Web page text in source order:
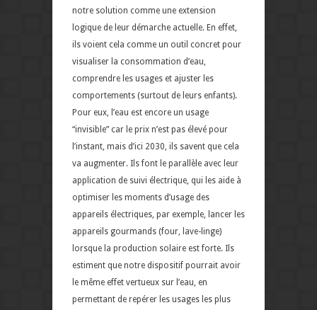
notre solution comme une extension
logique de leur démarche actuelle. En effet,
ils voient cela comme un outil concret pour
visualiser la consommation d’eau,
comprendre les usages et ajuster les
comportements (surtout de leurs enfants).
Pour eux, l’eau est encore un usage
“invisible” car le prix n’est pas élevé pour
l’instant, mais d’ici 2030, ils savent que cela
va augmenter. Ils font le parallèle avec leur
application de suivi électrique, qui les aide à
optimiser les moments d’usage des
appareils électriques, par exemple, lancer les
appareils gourmands (four, lave-linge)
lorsque la production solaire est forte. Ils
estiment que notre dispositif pourrait avoir
le même effet vertueux sur l’eau, en
permettant de repérer les usages les plus